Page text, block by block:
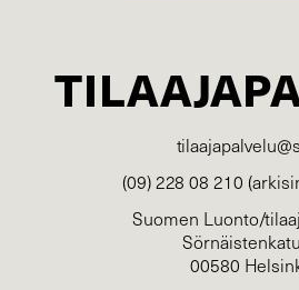
(09) 228 08 210
Suomen Luonto/
00580